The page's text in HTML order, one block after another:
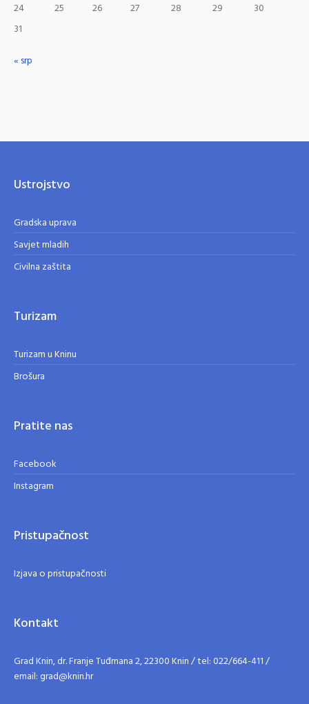
24
25 26 27 28 29
30
31
« srp
Ustrojstvo
Gradska uprava
Savjet mladih
Civilna zaštita
Turizam
Turizam u Kninu
Brošura
Pratite nas
Facebook
Instagram
Pristupačnost
Izjava o pristupačnosti
Kontakt
Grad Knin, dr. Franje Tuđmana 2, 22300 Knin / tel: 022/664-411 /
email: grad@knin.hr